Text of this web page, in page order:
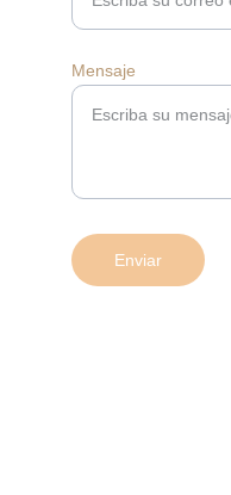
Mensaje
Enviar